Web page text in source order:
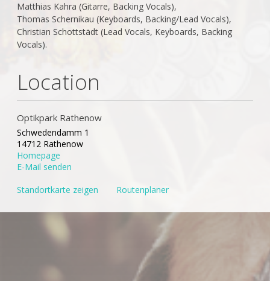
Matthias Kahra (Gitarre, Backing Vocals),
Thomas Schernikau (Keyboards, Backing/Lead Vocals),
Christian Schottstädt (Lead Vocals, Keyboards, Backing
Vocals).
Location
Optikpark Rathenow
Schwedendamm 1
14712 Rathenow
Homepage
E-Mail senden
Standortkarte zeigen Routenplaner